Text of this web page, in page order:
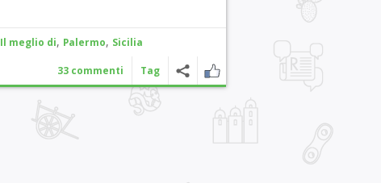
Il meglio di, Palermo, Sicilia
33 commenti Tag